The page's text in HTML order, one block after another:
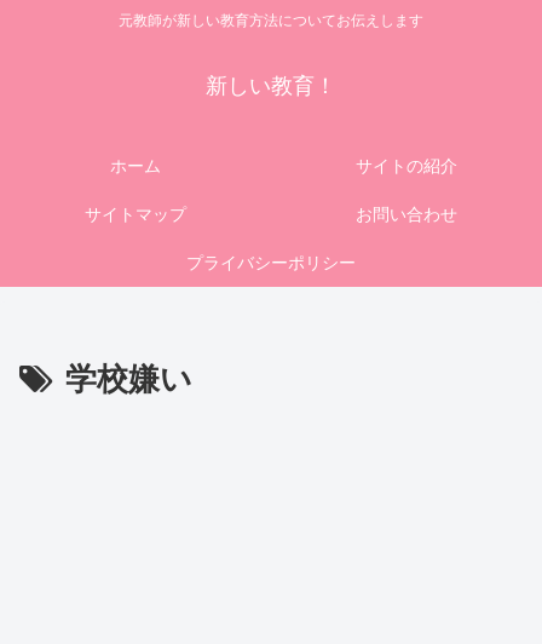
元教師が新しい教育方法についてお伝えします
新しい教育！
ホーム サイトの紹介
サイトマップ お問い合わせ
プライバシーポリシー
学校嫌い